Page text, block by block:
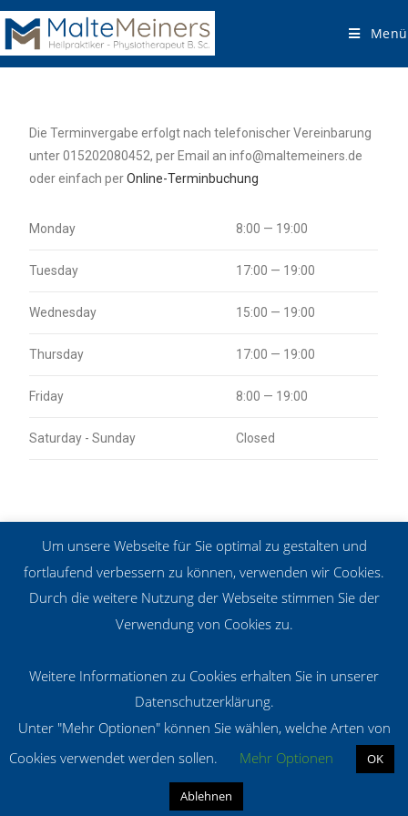
Menü
Die Terminvergabe erfolgt nach telefonischer Vereinbarung
unter 015202080452, per Email an info@maltemeiners.de
oder einfach perOnline-Terminbuchung
Monday 8:00 — 19:00
Tuesday 17:00 — 19:00
Wednesday 15:00 — 19:00
Thursday 17:00 — 19:00
Friday 8:00 — 19:00
Saturday - Sunday Closed
Holtenauer Straße 152
24105 Kiel
0152 0208 0452
info@maltemeiners.de
Muskelschmerz-Therapie & Heilpraxis Therapie
Impressum
Copyright 2026 - Malte Meiners
Um unsere Webseite für Sie optimal zu gestalten und
fortlaufend verbessern zu können, verwenden wir Cookies.
Durch die weitere Nutzung der Webseite stimmen Sie der
Verwendung von Cookies zu.
Weitere Informationen zu Cookies erhalten Sie in unserer
Datenschutzerklärung.
Unter "Mehr Optionen" können Sie wählen, welche Arten von
Cookies verwendet werden sollen.
Mehr Optionen OK
Ablehnen